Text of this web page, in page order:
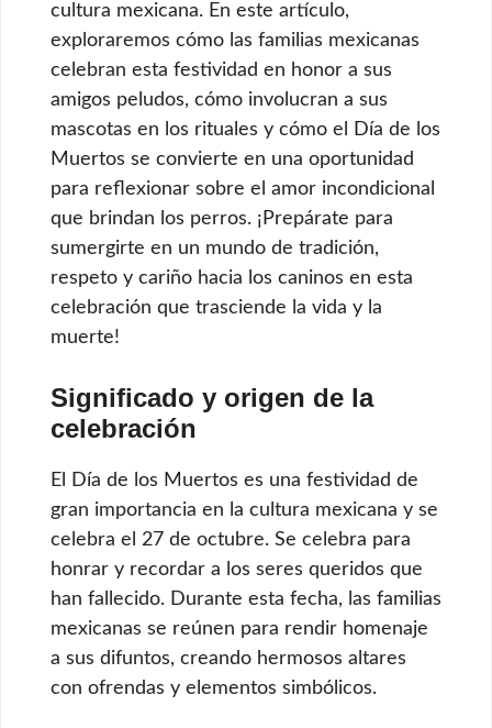
cultura mexicana. En este artículo,
exploraremos cómo las familias mexicanas
celebran esta festividad en honor a sus
amigos peludos, cómo involucran a sus
mascotas en los rituales y cómo el Día de los
Muertos se convierte en una oportunidad
para reflexionar sobre el amor incondicional
que brindan los perros. ¡Prepárate para
sumergirte en un mundo de tradición,
respeto y cariño hacia los caninos en esta
celebración que trasciende la vida y la
muerte!
Significado y origen de la
celebración
El Día de los Muertos es una festividad de
gran importancia en la cultura mexicana y se
celebra el 27 de octubre. Se celebra para
honrar y recordar a los seres queridos que
han fallecido. Durante esta fecha, las familias
mexicanas se reúnen para rendir homenaje
a sus difuntos, creando hermosos altares
con ofrendas y elementos simbólicos.